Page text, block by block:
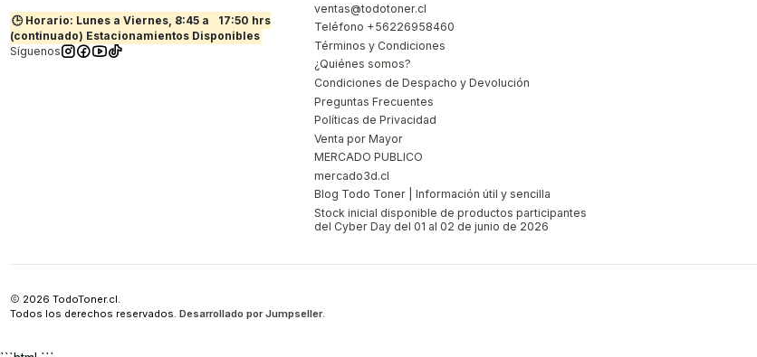
🕒 Horario: Lunes a Viernes, 8:45 a
17:50 hrs
(continuado) Estacionamientos Disponibles
Síguenos
ventas@todotoner.cl
Teléfono +56226958460
Términos y Condiciones
¿Quiénes somos?
Condiciones de Despacho y Devolución
Preguntas Frecuentes
Políticas de Privacidad
Venta por Mayor
MERCADO PUBLICO
mercado3d.cl
Blog Todo Toner | Información útil y sencilla
Stock inicial disponible de productos participantes
del Cyber Day del 01 al 02 de junio de 2026
2026 TodoToner.cl.
Todos los derechos reservados. Desarrollado por Jumpseller.